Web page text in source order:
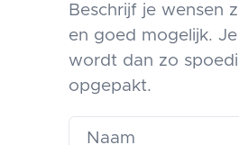
Beschrijf je wensen
en goed mogelijk.
wordt dan zo
opgepakt.